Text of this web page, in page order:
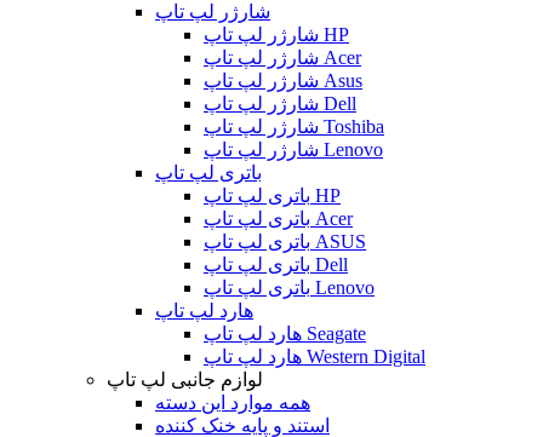
شارژر لپ تاپ
شارژر لپ تاپ HP
شارژر لپ تاپ Acer
شارژر لپ تاپ Asus
شارژر لپ تاپ Dell
شارژر لپ تاپ Toshiba
شارژر لپ تاپ Lenovo
باتری لپ تاپ
باتری لپ تاپ HP
باتری لپ تاپ Acer
باتری لپ تاپ ASUS
باتری لپ تاپ Dell
باتری لپ تاپ Lenovo
هارد لپ تاپ
هارد لپ تاپ Seagate
هارد لپ تاپ Western Digital
لوازم جانبی لپ تاپ
همه موارد این دسته
استند و پایه خنک کننده